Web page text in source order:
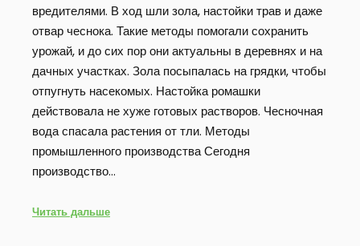
вредителями. В ход шли зола, настойки трав и даже
отвар чеснока. Такие методы помогали сохранить
урожай, и до сих пор они актуальны в деревнях и на
дачных участках. Зола посыпалась на грядки, чтобы
отпугнуть насекомых. Настойка ромашки
действовала не хуже готовых растворов. Чесночная
вода спасала растения от тли. Методы
промышленного производства Сегодня
производство…
Читать дальше